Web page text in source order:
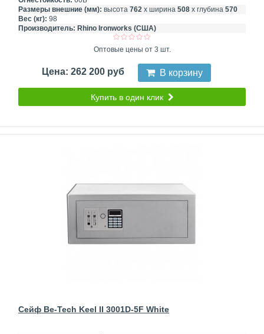
Размеры внешние (мм): высота 762 х ширина 508 х глубина 570
Вес (кг): 98
Производитель: Rhino Ironworks (США)
Оптовые цены от 3 шт.
Цена: 262 200 руб В корзину
Купить в один клик
Сейф Be-Tech Keel II 3001D-5F White